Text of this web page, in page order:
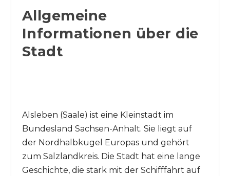
Allgemeine
Informationen über die
Stadt
Alsleben (Saale) ist eine Kleinstadt im
Bundesland Sachsen-Anhalt. Sie liegt auf
der Nordhalbkugel Europas und gehört
zum Salzlandkreis. Die Stadt hat eine lange
Geschichte, die stark mit der Schifffahrt auf